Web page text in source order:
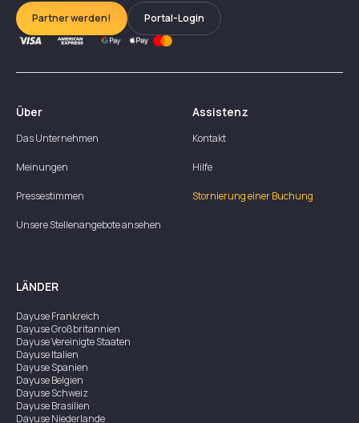
Partner werden! Portal-Login
Über
Das Unternehmen
Meinungen
Pressestimmen
Unsere Stellenangebote ansehen
Assistenz
Kontakt
Hilfe
Stornierung einer Buchung
LÄNDER
DayuseFrankreich
DayuseGroßbritannien
DayuseVereinigte Staaten
DayuseItalien
DayuseSpanien
DayuseBelgien
DayuseSchweiz
DayuseBrasilien
DayuseNiederlande